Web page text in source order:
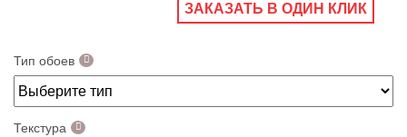
ЗАКАЗАТЬ В ОДИН КЛИК
Тип обоев
Текстура